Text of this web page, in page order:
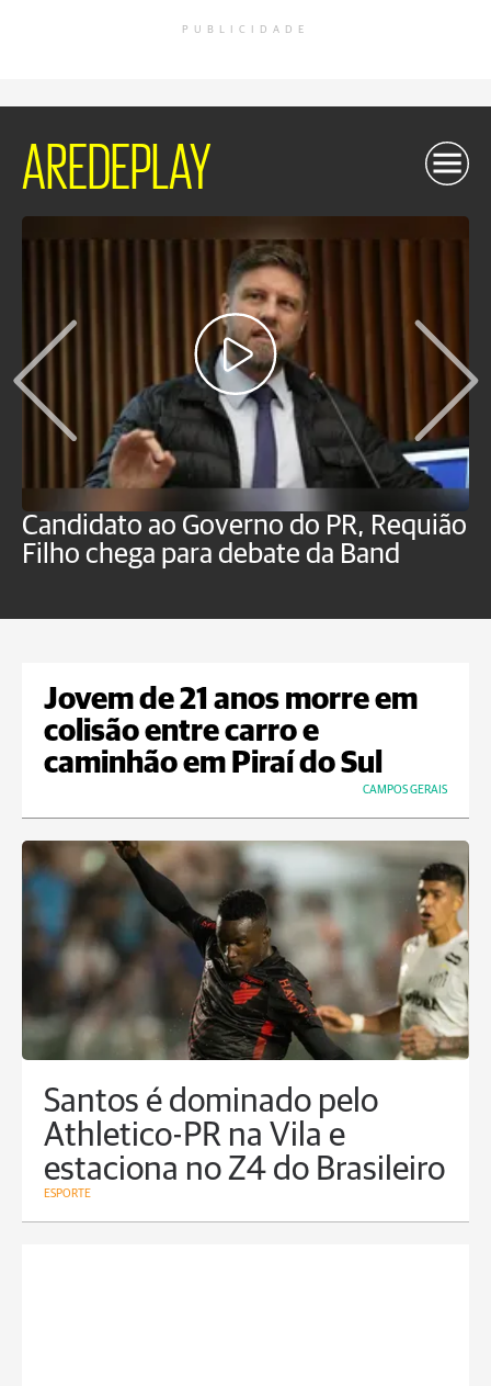
PUBLICIDADE
AREDEPLAY
Candidato ao Governo do PR, Requião
Filho chega para debate da Band
Jovem de 21 anos morre em
colisão entre carro e
caminhão em Piraí do Sul
CAMPOS GERAIS
Santos é dominado pelo
Athletico-PR na Vila e
estaciona no Z4 do Brasileiro
ESPORTE